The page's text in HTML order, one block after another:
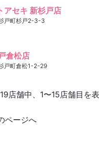
アセキ 新杉戸店
戸町杉戸2-3-3
倉松店
戸町倉松1-2-29
19店舗中、1〜15店舗目を
ページへ